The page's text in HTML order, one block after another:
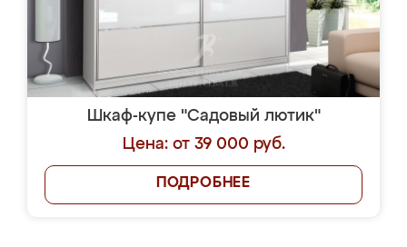
Шкаф-купе "Садовый лютик"
Цена: от 39 000 руб.
ПОДРОБНЕЕ